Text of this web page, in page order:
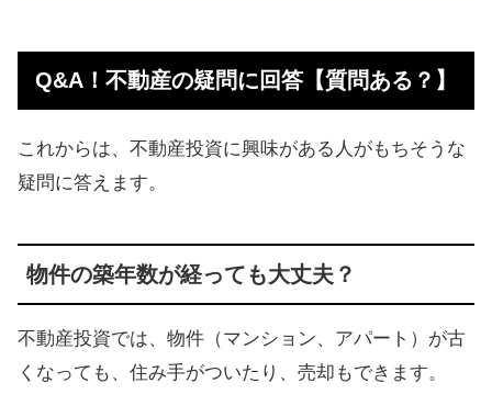
Q&A！不動産の疑問に回答【質問ある？】
これからは、不動産投資に興味がある人がもちそうな
疑問に答えます。
物件の築年数が経っても大丈夫？
不動産投資では、物件（マンション、アパート）が古
くなっても、住み手がついたり、売却もできます。